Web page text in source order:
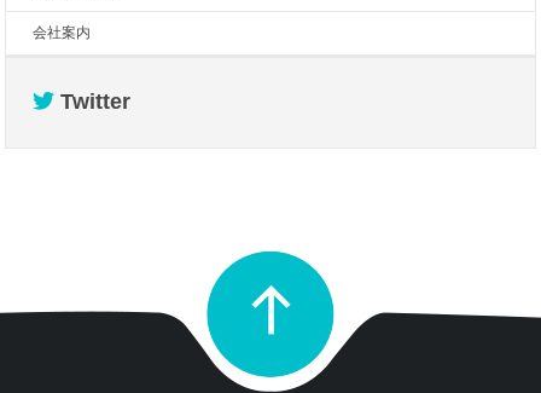
会社案内
Twitter